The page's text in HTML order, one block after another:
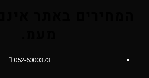
052-6000373